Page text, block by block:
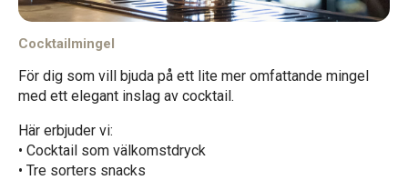
Cocktailmingel
För dig som vill bjuda på ett lite mer omfattande mingel
med ett elegant inslag av cocktail.
Här erbjuder vi:
• Cocktail som välkomstdryck
• Tre sorters snacks